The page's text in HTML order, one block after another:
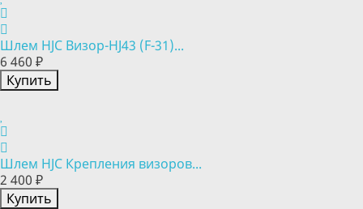
Шлем HJC Визор-HJ43 (F-31)...
6 460 ₽
Купить
Шлем HJC Крепления визоров...
2 400 ₽
Купить